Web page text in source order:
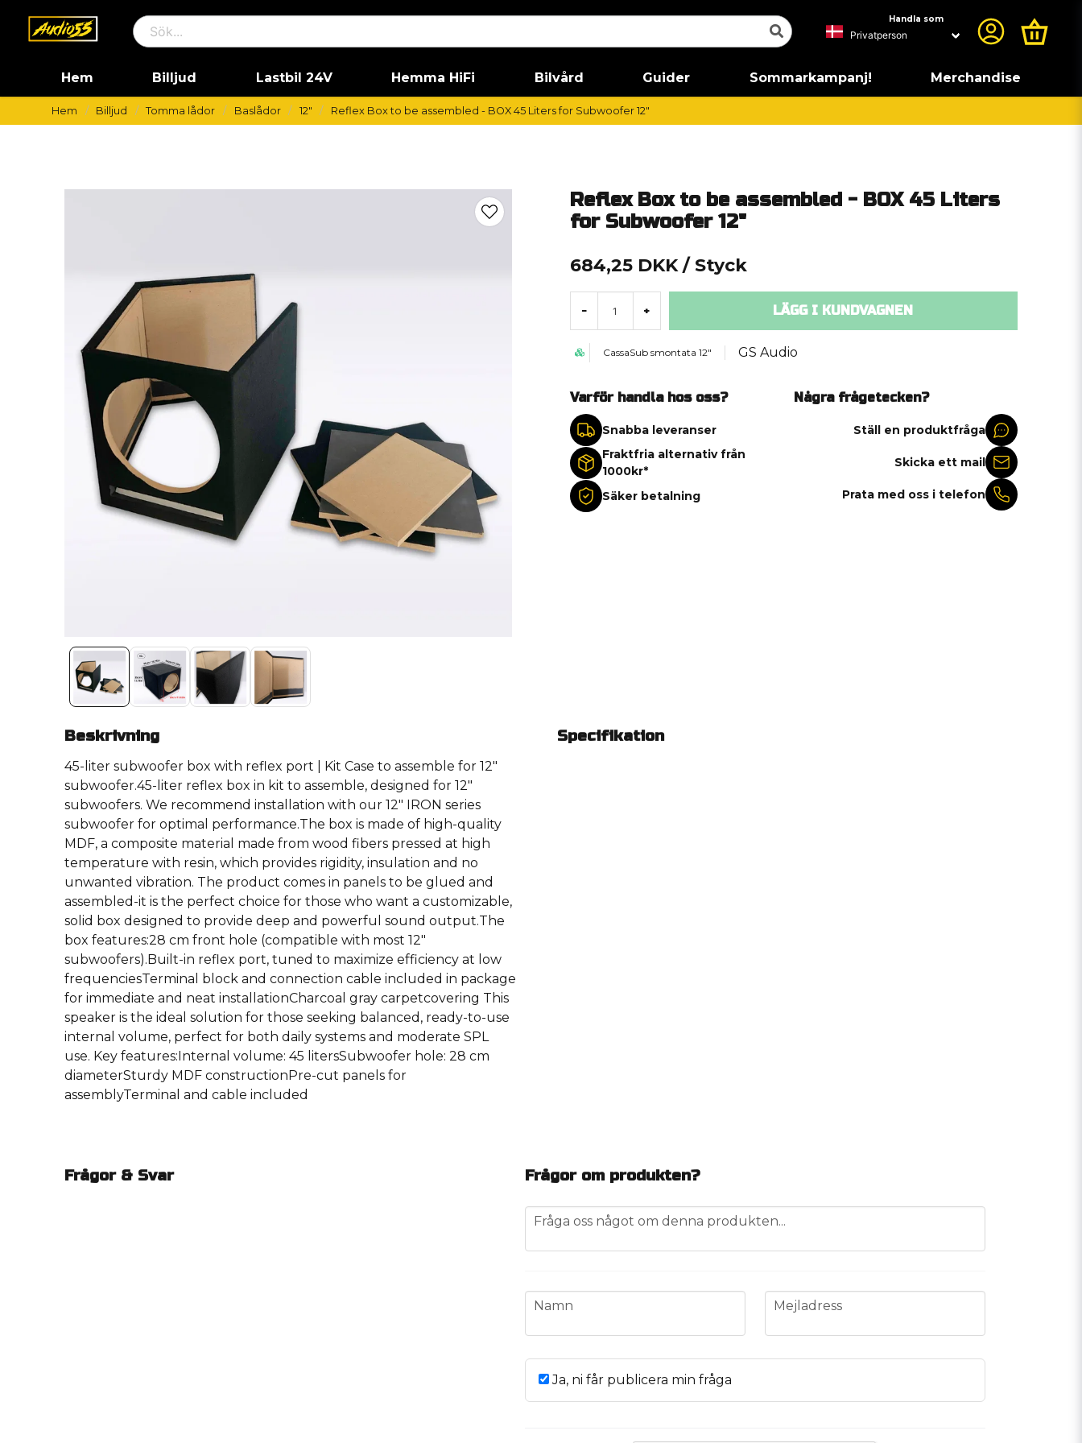
Handla som
Hem Billjud Lastbil 24V Hemma HiFi Bilvård Guider Sommarkampanj! Merchandise
Hem Billjud Tomma lådor Baslådor 12" Reflex Box to be assembled - BOX 45 Liters for Subwoofer 12"
Reflex Box to be assembled - BOX 45 Liters
for Subwoofer 12"
684,25 DKK / Styck
- + LÄGG I KUNDVAGNEN
CassaSub smontata 12" GS Audio
Varför handla hos oss?
Snabba leveranser
Fraktfria alternativ från
1000kr*
Säker betalning
Några frågetecken?
Ställ en produktfråga
Skicka ett mail
Prata med oss i telefon
Beskrivning
45-liter subwoofer box with reflex port | Kit Case to assemble for 12"
subwoofer.45-liter reflex box in kit to assemble, designed for 12"
subwoofers. We recommend installation with our 12" IRON series
subwoofer for optimal performance.The box is made of high-quality
MDF, a composite material made from wood fibers pressed at high
temperature with resin, which provides rigidity, insulation and no
unwanted vibration. The product comes in panels to be glued and
assembled-it is the perfect choice for those who want a customizable,
solid box designed to provide deep and powerful sound output.The
box features:28 cm front hole (compatible with most 12"
subwoofers).Built-in reflex port, tuned to maximize efficiency at low
frequenciesTerminal block and connection cable included in package
for immediate and neat installationCharcoal gray carpetcovering This
speaker is the ideal solution for those seeking balanced, ready-to-use
internal volume, perfect for both daily systems and moderate SPL
use. Key features:Internal volume: 45 litersSubwoofer hole: 28 cm
diameterSturdy MDF constructionPre-cut panels for
assemblyTerminal and cable included
Specifikation
Frågor & Svar Frågor om produkten?
question
Fråga oss något om denna produkten...
name
Namn email
Mejladress
Ja, ni får publicera min fråga